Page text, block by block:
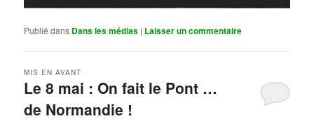
Publié dans Dans les médias | Laisser un commentaire
Le 8 mai : On fait le Pont …
de Normandie !
MIS EN AVANT